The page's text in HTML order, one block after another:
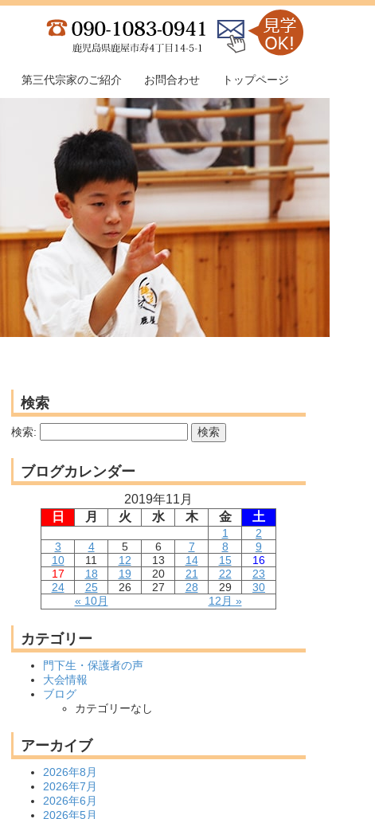
第三代宗家のご紹介 お問合わせ トップページ
検索
検索:
ブログカレンダー
2019年11月
日
月 火 水 木 金 土
« 10月 12月 »
1
2
3
4 5 6 7 8
9
10
11 12 13 14 15
16
17
18 19 20 21 22
23
24
25 26 27 28 29 30
カテゴリー
門下生・保護者の声
大会情報
ブログ
カテゴリーなし
アーカイブ
2026年8月
2026年7月
2026年6月
2026年5月